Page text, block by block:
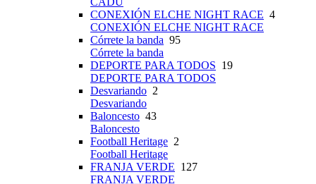
CONEXIÓN ELCHE NIGHT RACE 4
CONEXIÓN ELCHE NIGHT RACE
Córrete la banda 95
Córrete la banda
DEPORTE PARA TODOS 19
DEPORTE PARA TODOS
Desvariando 2
Desvariando
Baloncesto 43
Baloncesto
Football Heritage 2
Football Heritage
FRANJA VERDE 127
FRANJA VERDE